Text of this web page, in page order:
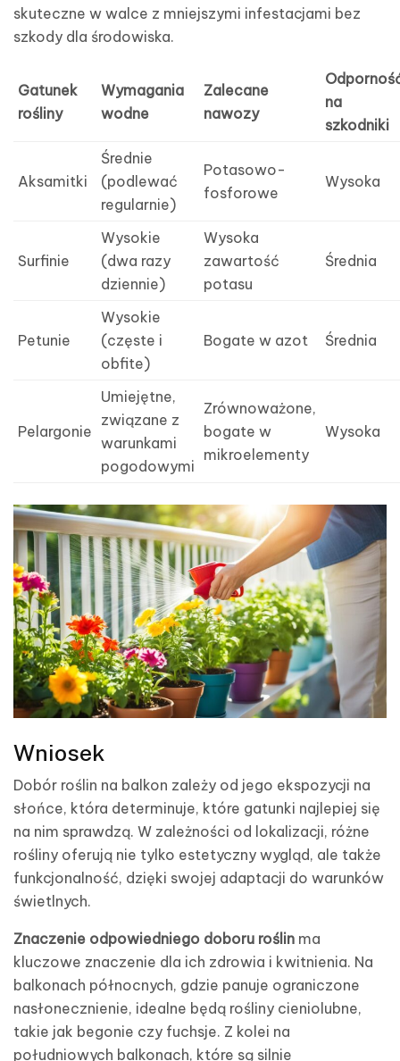
skuteczne w walce z mniejszymi infestacjami bez
szkody dla środowiska.
Gatunek
rośliny
Wymagania
wodne
Zalecane
nawozy
na
szkodniki
Aksamitki
Średnie
(podlewać
regularnie)
Potasowo-
fosforowe
Wysoka
Surfinie
Wysokie
(dwa razy
dziennie)
Wysoka
zawartość
potasu
Średnia
Petunie
Wysokie
(częste i
obfite)
Bogate w azot Średnia
Pelargonie
Umiejętne,
związane z
warunkami
pogodowymi
Zrównoważone,
bogate w
mikroelementy
Wysoka
Wniosek
Dobór roślin na balkon zależy od jego ekspozycji na
słońce, która determinuje, które gatunki najlepiej się
na nim sprawdzą. W zależności od lokalizacji, różne
rośliny oferują nie tylko estetyczny wygląd, ale także
funkcjonalność, dzięki swojej adaptacji do warunków
świetlnych.
Znaczenie odpowiedniego doboru roślin ma
kluczowe znaczenie dla ich zdrowia i kwitnienia. Na
balkonach północnych, gdzie panuje ograniczone
nasłonecznienie, idealne będą rośliny cieniolubne,
takie jak begonie czy fuchsje. Z kolei na
południowych balkonach, które są silnie